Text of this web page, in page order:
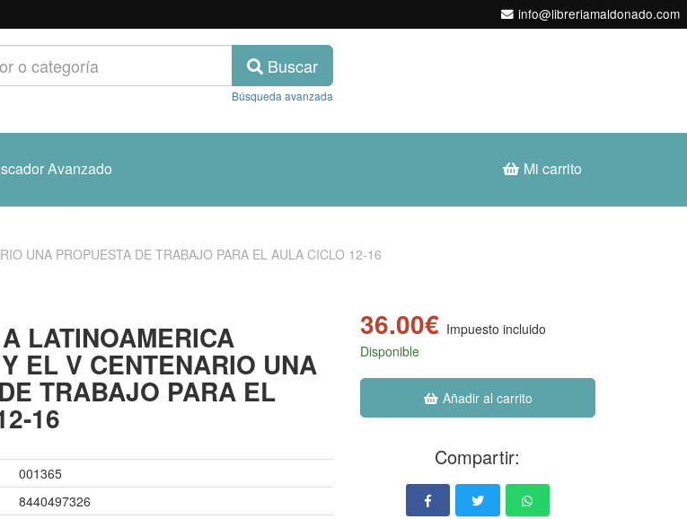
info@libreriamaldonado.com
Buscar
Búsqueda avanzada
Avanzado Mi carrito
UNA PROPUESTA DE TRABAJO PARA EL AULA CICLO 12-16
LATINOAMERICA
EL V CENTENARIO UNA
TRABAJO PARA EL
16
001365
8440497326
36.00€ Impuesto incluido
Disponible
Añadir al carrito
Compartir: